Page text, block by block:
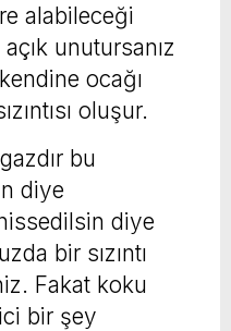
alabileceği
unutursanız
ocağı
oluşur.
bu
diye
diye
bir sızıntı
Fakat koku
bir şey